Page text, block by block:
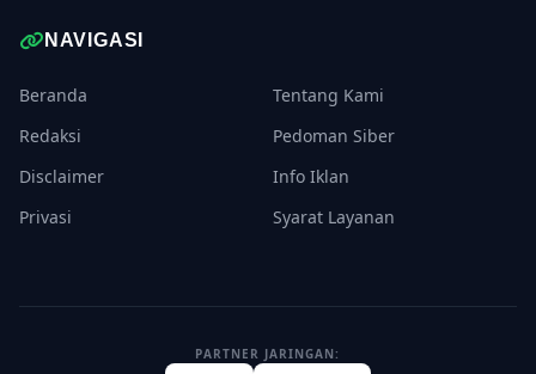
NAVIGASI
Beranda
Tentang Kami
Redaksi
Pedoman Siber
Disclaimer
Info Iklan
Privasi
Syarat Layanan
PARTNER JARINGAN: